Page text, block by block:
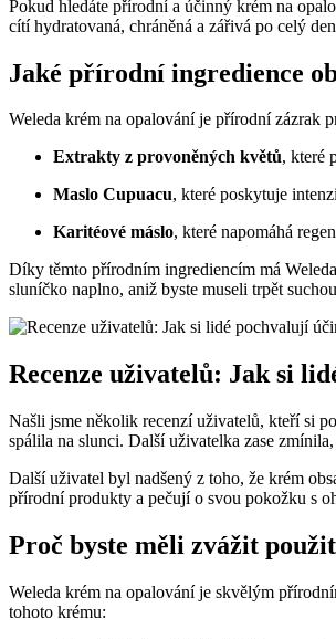
Pokud hledáte přírodní a účinný krém na
cítí hydratovaná, chráněná a zářivá po celý
Jaké přírodní ingredience
Weleda krém na opalování je přírodní zázrak
Extrakty z provoněných květů, které
Maslo Cupuacu, které poskytuje
Karitéové máslo, které napomáhá
Díky těmto přírodním ingrediencím má
sluníčko naplno, aniž byste museli trpět
Recenze uživatelů: Jak si
Našli jsme několik recenzí uživatelů, kteří si
spálila na slunci. Další uživatelka zase
Další uživatel byl nadšený z toho, že krém
přírodní produkty a pečují o svou pokožku s
Proč byste měli zvážit
Weleda krém na opalování je skvělým
tohoto krému: